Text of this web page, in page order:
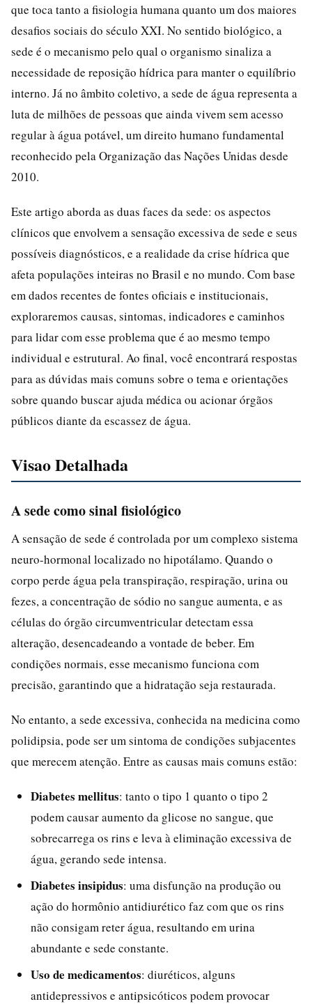
que toca tanto a fisiologia humana quanto um dos maiores
desafios sociais do século XXI. No sentido biológico, a
sede é o mecanismo pelo qual o organismo sinaliza a
necessidade de reposição hídrica para manter o equilíbrio
interno. Já no âmbito coletivo, a sede de água representa a
luta de milhões de pessoas que ainda vivem sem acesso
regular à água potável, um direito humano fundamental
reconhecido pela Organização das Nações Unidas desde
2010.
Este artigo aborda as duas faces da sede: os aspectos
clínicos que envolvem a sensação excessiva de sede e seus
possíveis diagnósticos, e a realidade da crise hídrica que
afeta populações inteiras no Brasil e no mundo. Com base
em dados recentes de fontes oficiais e institucionais,
exploraremos causas, sintomas, indicadores e caminhos
para lidar com esse problema que é ao mesmo tempo
individual e estrutural. Ao final, você encontrará respostas
para as dúvidas mais comuns sobre o tema e orientações
sobre quando buscar ajuda médica ou acionar órgãos
públicos diante da escassez de água.
Visao Detalhada
A sede como sinal fisiológico
A sensação de sede é controlada por um complexo sistema
neuro-hormonal localizado no hipotálamo. Quando o
corpo perde água pela transpiração, respiração, urina ou
fezes, a concentração de sódio no sangue aumenta, e as
células do órgão circumventricular detectam essa
alteração, desencadeando a vontade de beber. Em
condições normais, esse mecanismo funciona com
precisão, garantindo que a hidratação seja restaurada.
No entanto, a sede excessiva, conhecida na medicina como
polidipsia, pode ser um sintoma de condições subjacentes
que merecem atenção. Entre as causas mais comuns estão:
Diabetes mellitus: tanto o tipo 1 quanto o tipo 2
podem causar aumento da glicose no sangue, que
sobrecarrega os rins e leva à eliminação excessiva de
água, gerando sede intensa.
Diabetes insipidus: uma disfunção na produção ou
ação do hormônio antidiurético faz com que os rins
não consigam reter água, resultando em urina
abundante e sede constante.
Uso de medicamentos: diuréticos, alguns
antidepressivos e antipsicóticos podem provocar